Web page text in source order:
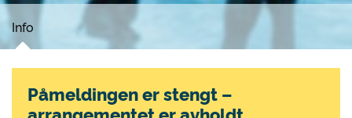
Info
Påmeldingen er stengt –